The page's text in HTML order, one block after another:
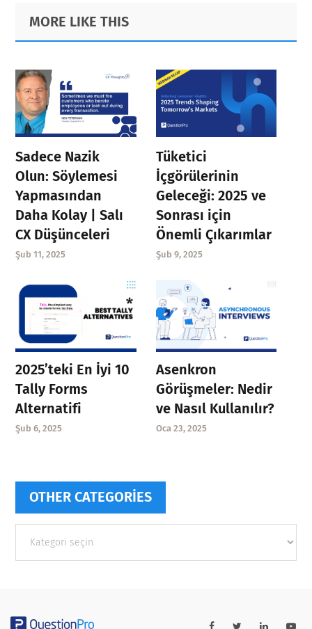
Primary
Sidebar
Footer
MORE LIKE THIS
Sadece Nazik
Olun: Söylemesi
Yapmasından
Daha Kolay | Salı
CX Düşünceleri
Şub 11, 2025
Tüketici
İçgörülerinin
Geleceği: 2025 ve
Sonrası için
Önemli Çıkarımlar
Şub 9, 2025
2025’teki En İyi 10
Tally Forms
Alternatifi
Şub 6, 2025
Asenkron
Görüşmeler: Nedir
ve Nasıl Kullanılır?
Oca 23, 2025
OTHER CATEGORIES
categories